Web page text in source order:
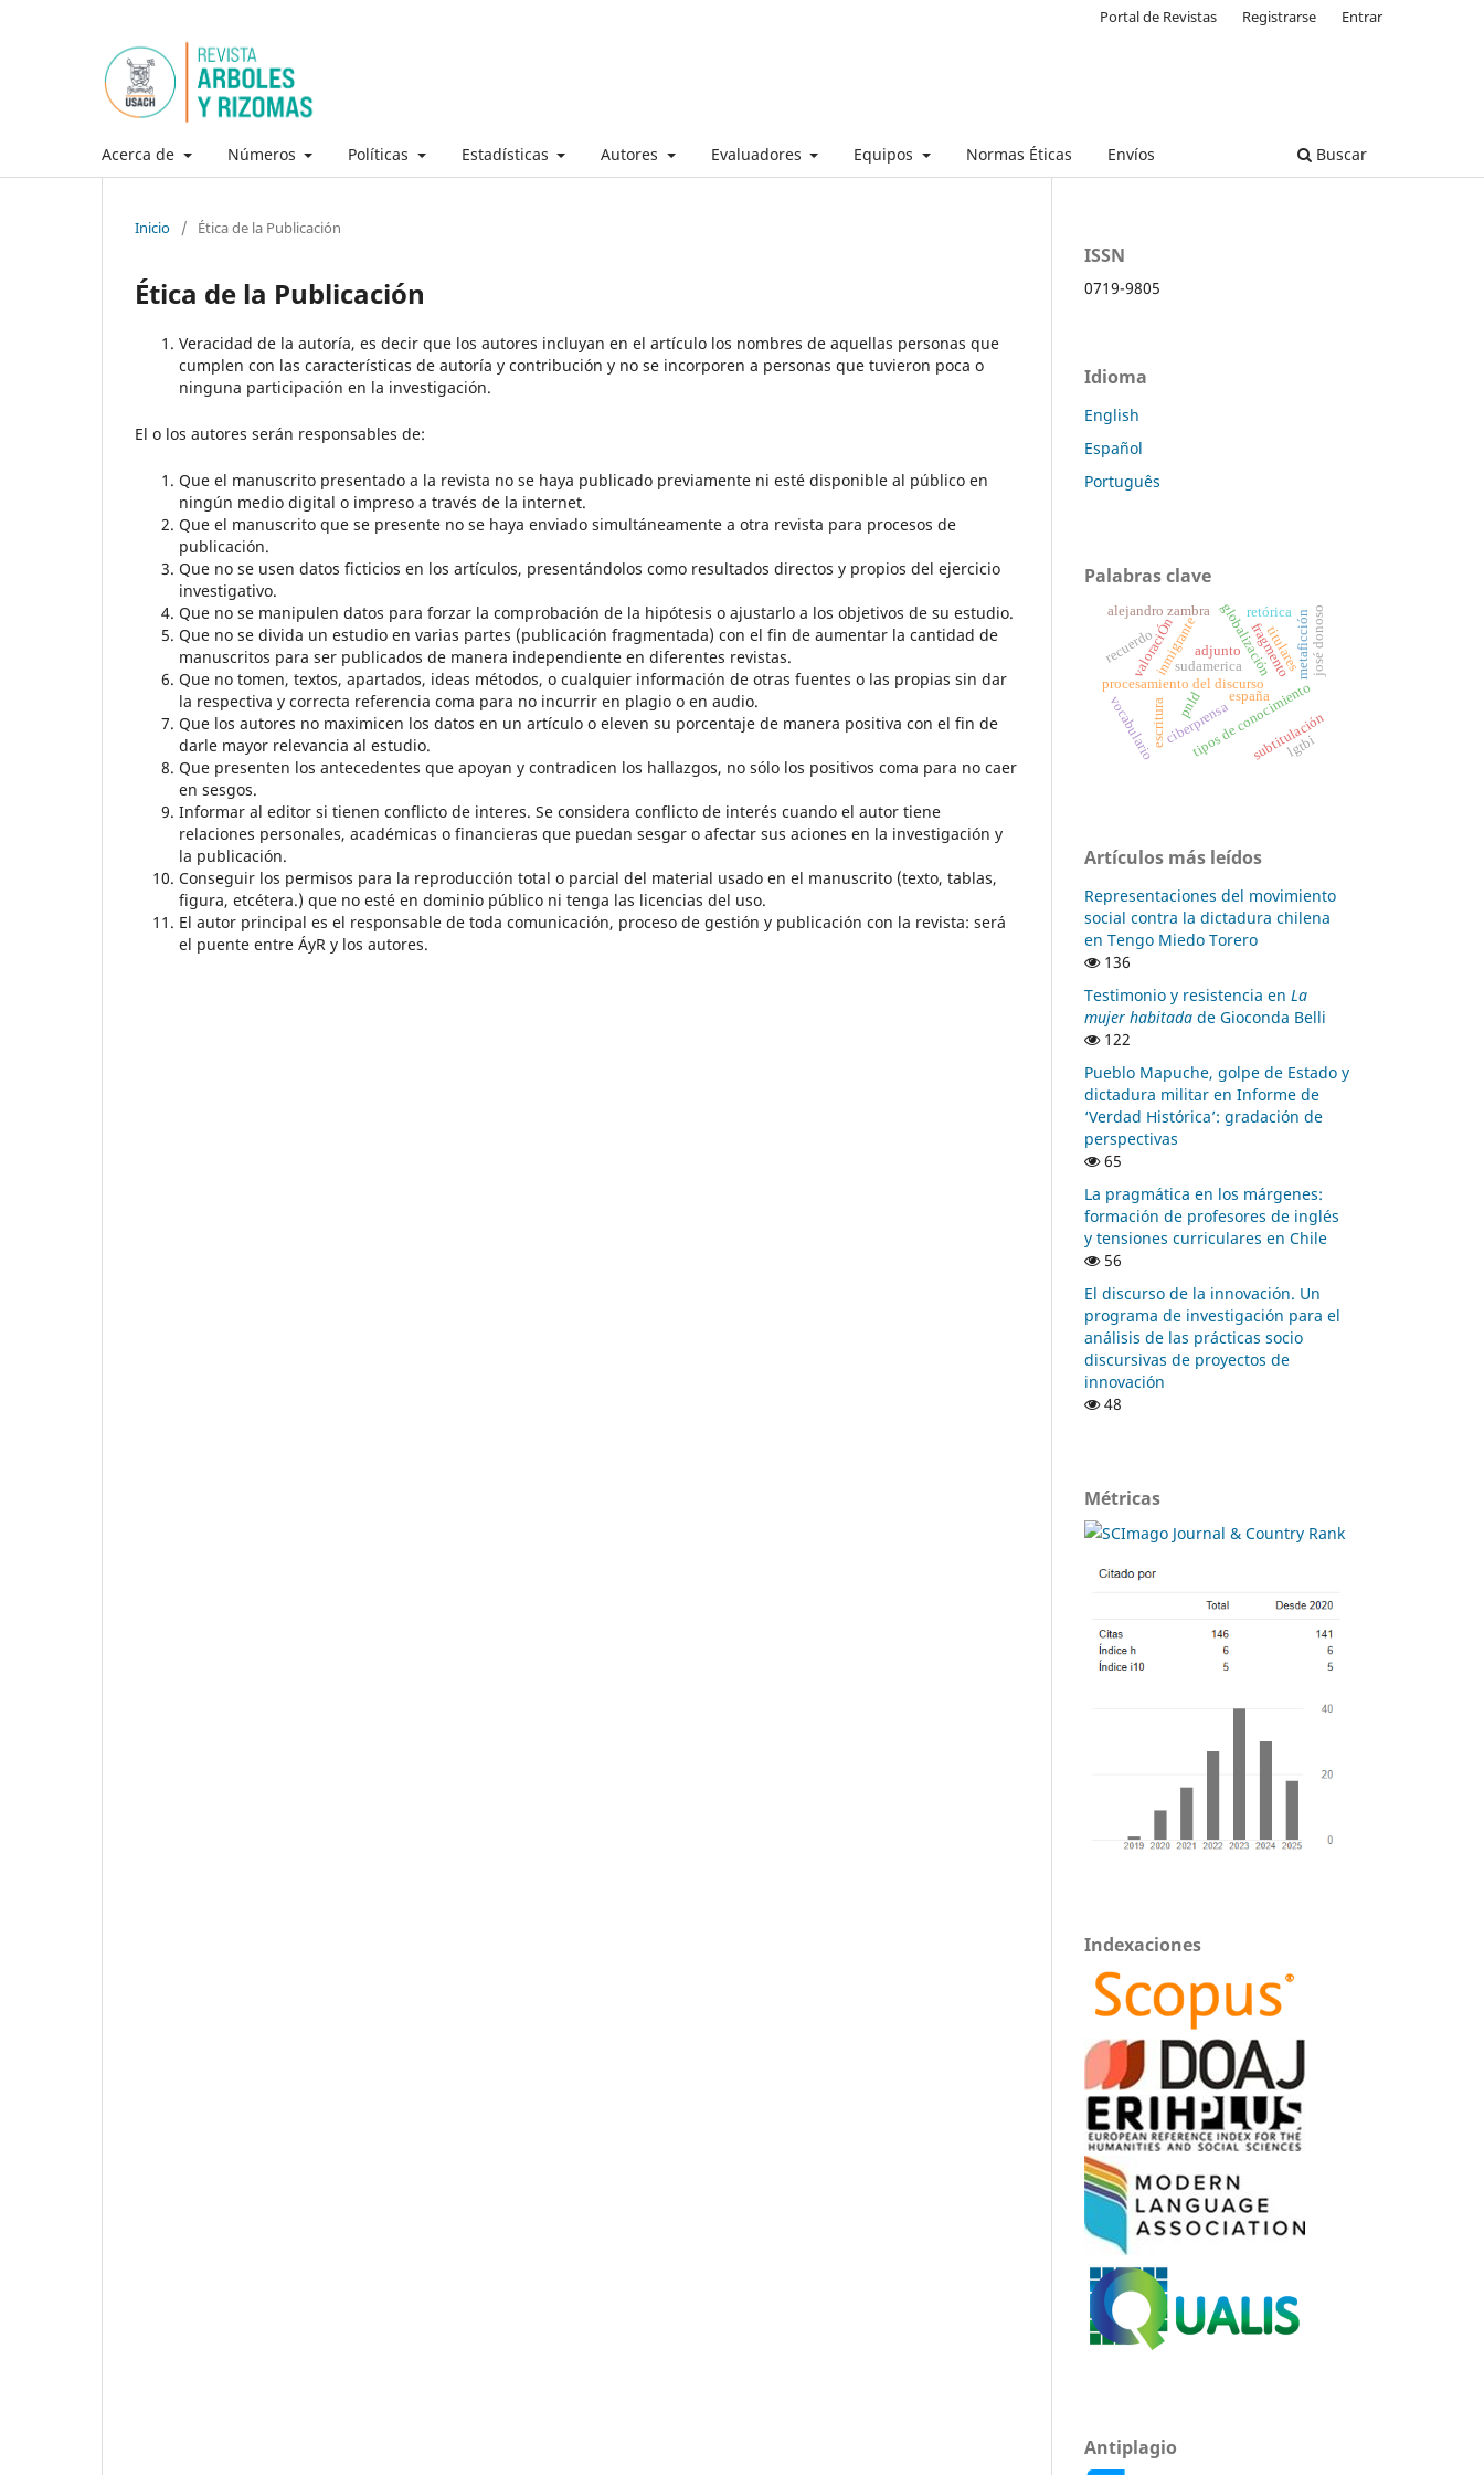
Acerca de Números Políticas Estadísticas Autores Evaluadores Equipos Normas Éticas Envíos Buscar
Portal de Revistas Registrarse Entrar
Inicio / Ética de la Publicación
Ética de la Publicación
Veracidad de la autoría, es decir que los autores incluyan en el artículo los nombres de aquellas personas que
cumplen con las características de autoría y contribución y no se incorporen a personas que tuvieron poca o
ninguna participación en la investigación.
El o los autores serán responsables de:
Que el manuscrito presentado a la revista no se haya publicado previamente ni esté disponible al público en
ningún medio digital o impreso a través de la internet.
Que el manuscrito que se presente no se haya enviado simultáneamente a otra revista para procesos de
publicación.
Que no se usen datos ficticios en los artículos, presentándolos como resultados directos y propios del ejercicio
investigativo.
Que no se manipulen datos para forzar la comprobación de la hipótesis o ajustarlo a los objetivos de su estudio.
Que no se divida un estudio en varias partes (publicación fragmentada) con el fin de aumentar la cantidad de
manuscritos para ser publicados de manera independiente en diferentes revistas.
Que no tomen, textos, apartados, ideas métodos, o cualquier información de otras fuentes o las propias sin dar
la respectiva y correcta referencia coma para no incurrir en plagio o en audio.
Que los autores no maximicen los datos en un artículo o eleven su porcentaje de manera positiva con el fin de
darle mayor relevancia al estudio.
Que presenten los antecedentes que apoyan y contradicen los hallazgos, no sólo los positivos coma para no caer
en sesgos.
Informar al editor si tienen conflicto de interes. Se considera conflicto de interés cuando el autor tiene
relaciones personales, académicas o financieras que puedan sesgar o afectar sus aciones en la investigación y
la publicación.
Conseguir los permisos para la reproducción total o parcial del material usado en el manuscrito (texto, tablas,
figura, etcétera.) que no esté en dominio público ni tenga las licencias del uso.
El autor principal es el responsable de toda comunicación, proceso de gestión y publicación con la revista: será
el puente entre ÁyR y los autores.
ISSN
0719-9805
Idioma
English
Español
Português
Palabras clave
procesamiento del discurso
tipos de conocimiento
españa
sudamericaglobalización
inmigrante
escritura
alejandro zambra
fragmentometaficción
valoraciÓn
ciberprensa
adjunto
pnld
vocabulario subtitulación
recuerdo josé donoso
retórica
titulares
lgtbi
Artículos más leídos
Representaciones del movimiento
social contra la dictadura chilena
en Tengo Miedo Torero
136
Testimonio y resistencia en La
mujer habitada de Gioconda Belli
122
Pueblo Mapuche, golpe de Estado y
dictadura militar en Informe de
‘Verdad Histórica’: gradación de
perspectivas
65
La pragmática en los márgenes:
formación de profesores de inglés
y tensiones curriculares en Chile
56
El discurso de la innovación. Un
programa de investigación para el
análisis de las prácticas socio
discursivas de proyectos de
innovación
48
Métricas
Indexaciones
Antiplagio